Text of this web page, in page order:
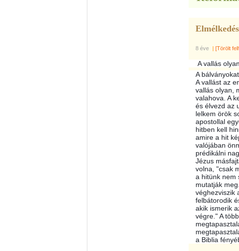
8 éve | [Törölt
A vallás
A
A vallást az
vallás olyan,
valahova. A
és élvezd az
lelkem örök
apostollal
hitben kell
amire a hit
valójában
prédikálni
Jézus
volna, "csak
a hitünk nem
mutatják
véghezviszik
felbátorodik
akik ismerik
végre." A
a Biblia